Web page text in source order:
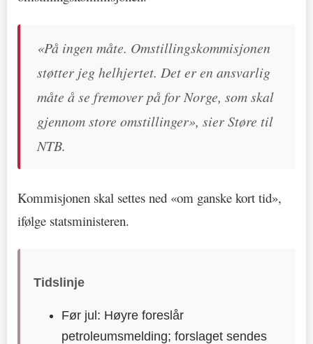
«På ingen måte. Omstillingskommisjonen
støtter jeg helhjertet. Det er en ansvarlig
måte å se fremover på for Norge, som skal
gjennom store omstillinger», sier Støre til
NTB.
Kommisjonen skal settes ned «om ganske kort tid»,
ifølge statsministeren.
Tidslinje
Før jul: Høyre foreslår
petroleumsmelding; forslaget sendes